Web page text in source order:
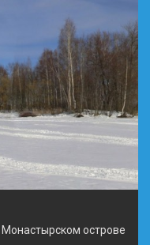
острове